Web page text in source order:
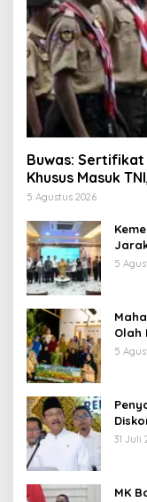
Buwas:
Khusus Masuk
5 Agustus 2026
5
Olah
5
31 Juli
MK